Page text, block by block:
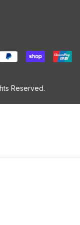
Reserved.